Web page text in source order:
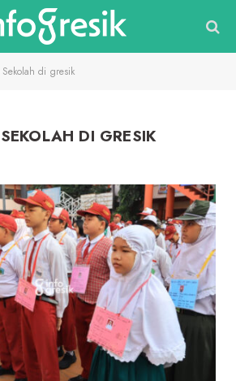
Sekolah di gresik
SEKOLAH DI GRESIK